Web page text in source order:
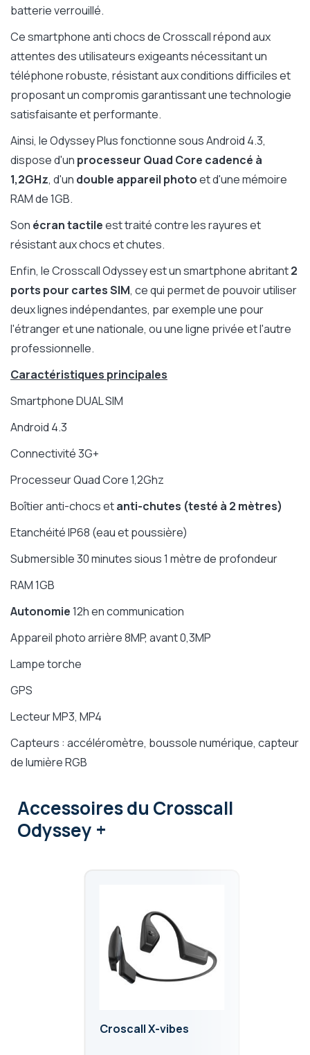
batterie verrouillé.
Ce smartphone anti chocs de Crosscall répond aux
attentes des utilisateurs exigeants nécessitant un
téléphone robuste, résistant aux conditions difficiles et
proposant un compromis garantissant une technologie
satisfaisante et performante.
Ainsi, le Odyssey Plus fonctionne sous Android 4.3,
dispose d'un processeur Quad Core cadencé à
1,2GHz, d'un double appareil photoet d'une mémoire
RAM de 1GB.
Son écran tactileest traité contre les rayures et
résistant aux chocs et chutes.
Enfin, le Crosscall Odyssey est un smartphone abritant2
ports pour cartes SIM, ce qui permet de pouvoir utiliser
deux lignes indépendantes, par exemple une pour
l'étranger et une nationale, ou une ligne privée et l'autre
professionnelle.
Caractéristiques principales
Smartphone DUAL SIM
Android 4.3
Connectivité 3G+
Processeur Quad Core 1,2Ghz
Boîtier anti-chocs etanti-chutes (testé à 2 mètres)
Etanchéité IP68 (eau et poussière)
Submersible 30 minutes sious 1 mètre de profondeur
RAM 1GB
Autonomie12h en communication
Appareil photo arrière 8MP, avant 0,3MP
Lampe torche
GPS
Lecteur MP3, MP4
Capteurs : accéléromètre, boussole numérique, capteur
de lumière RGB
Accessoiresdu Crosscall
Odyssey +
Croscall X-vibes